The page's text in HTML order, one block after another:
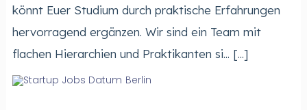
könnt Euer Studium durch praktische Erfahrungen
hervorragend ergänzen. Wir sind ein Team mit
flachen Hierarchien und Praktikanten si... [...]
Berlin